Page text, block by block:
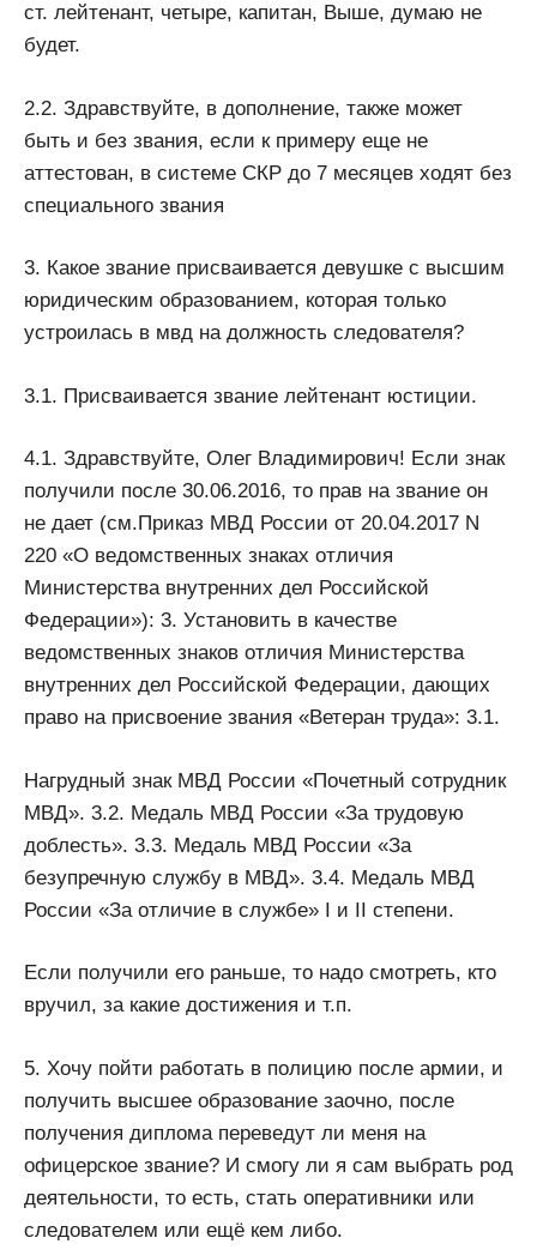
ст. лейтенант, четыре, капитан, Выше, думаю не
будет.
2.2. Здравствуйте, в дополнение, также может
быть и без звания, если к примеру еще не
аттестован, в системе СКР до 7 месяцев ходят без
специального звания
3. Какое звание присваивается девушке с высшим
юридическим образованием, которая только
устроилась в мвд на должность следователя?
3.1. Присваивается звание лейтенант юстиции.
4.1. Здравствуйте, Олег Владимирович! Если знак
получили после 30.06.2016, то прав на звание он
не дает (см.Приказ МВД России от 20.04.2017 N
220 «О ведомственных знаках отличия
Министерства внутренних дел Российской
Федерации»): 3. Установить в качестве
ведомственных знаков отличия Министерства
внутренних дел Российской Федерации, дающих
право на присвоение звания «Ветеран труда»: 3.1.
Нагрудный знак МВД России «Почетный сотрудник
МВД». 3.2. Медаль МВД России «За трудовую
доблесть». 3.3. Медаль МВД России «За
безупречную службу в МВД». 3.4. Медаль МВД
России «За отличие в службе» I и II степени.
Если получили его раньше, то надо смотреть, кто
вручил, за какие достижения и т.п.
5. Хочу пойти работать в полицию после армии, и
получить высшее образование заочно, после
получения диплома переведут ли меня на
офицерское звание? И смогу ли я сам выбрать род
деятельности, то есть, стать оперативники или
следователем или ещё кем либо.